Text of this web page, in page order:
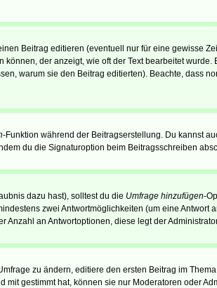
Beitrag editieren (eventuell nur für eine gewisse
der anzeigt, wie oft der Text bearbeitet wurde.
warum sie den Beitrag editierten). Beachte, dass
-Funktion während der Beitragserstellung. Du kannst
du die Signaturoption beim Beitragsschreiben
dazu hast), solltest du die Umfrage hinzufügen-
zwei Antwortmöglichkeiten (um eine Antwort
an Antwortoptionen, diese legt der
zu ändern, editiere den ersten Beitrag im
gestimmt hat, können sie nur Moderatoren oder